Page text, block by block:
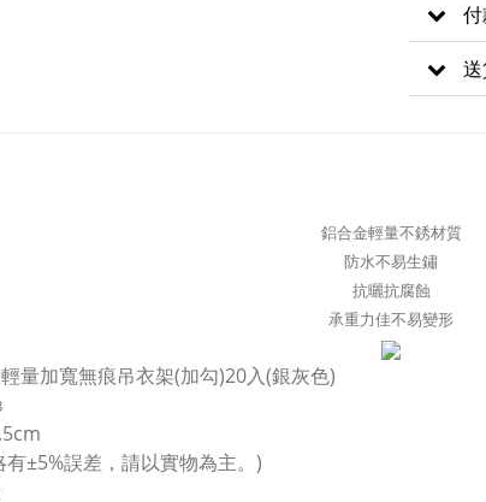
鋁合金輕量不銹材質
防水不易生鏽
抗曬抗腐蝕
承重力佳不易變形
量加寬無痕吊衣架(加勾)20入(銀灰色)
±5%誤差，請以實物為主。)